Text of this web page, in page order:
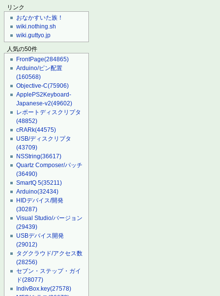
リンク
おなかすいた族！
wiki.nothing.sh
wiki.guttyo.jp
人気の50件
FrontPage(284865)
Arduino/ピン配置
(160568)
Objective-C(75906)
ApplePS2Keyboard-
Japanese-v2(49602)
レポートディスクリプタ
(48852)
cRARk(44575)
USB/ディスクリプタ
(43709)
NSString(36617)
Quartz Composer/パッチ
(36490)
SmartQ 5(35211)
Arduino(32434)
HIDデバイス/開発
(30287)
Visual Studio/バージョン
(29439)
USBデバイス開発
(29012)
タグクラウド/アクセス数
(28256)
セブン・ステップ・ガイ
ド(28077)
IndivBox.key(27578)